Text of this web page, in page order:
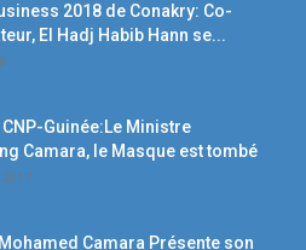
2018 de Conakry: Co-
El Hadj Habib Hann se...
Guinée:Le Ministre
Camara, le Masque est tombé
Camara Présente son